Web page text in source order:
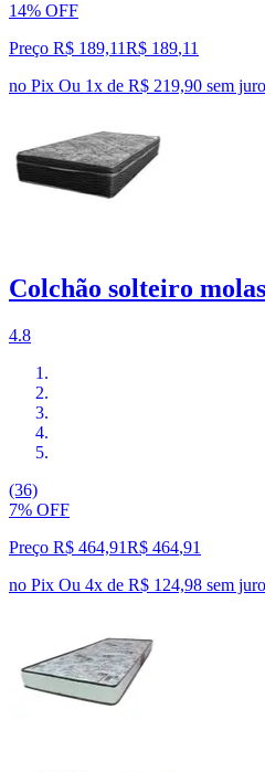
14% OFF
Preço R$ 189,11R$ 189,11
no Pix Ou 1x de R$ 219,90 sem
Colchão solteiro
4.8
(36)
7% OFF
Preço R$ 464,91R$ 464,91
no Pix Ou 4x de R$ 124,98 sem